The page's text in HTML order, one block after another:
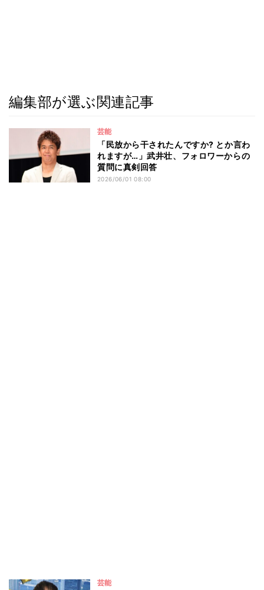
編集部が選ぶ関連記事
芸能
「民放から干されたんですか? とか言わ
れますが…」武井壮、フォロワーからの
質問に真剣回答
2026/06/01 08:00
芸能